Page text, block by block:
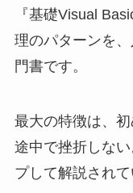
『基礎Visual
理のパターンを
門書です。
最大の特徴は、
途中で挫折しな
プして解説されて